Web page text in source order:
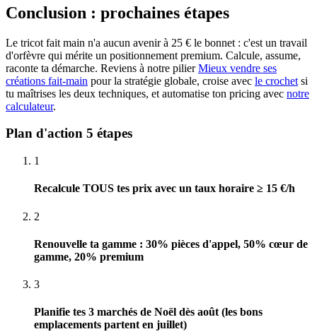
Conclusion : prochaines étapes
Le tricot fait main n'a aucun avenir à 25 € le bonnet : c'est un travail
d'orfèvre qui mérite un positionnement premium. Calcule, assume,
raconte ta démarche. Reviens à notre pilierMieux vendre ses
créations fait-main pour la stratégie globale, croise avec le crochet si
tu maîtrises les deux techniques, et automatise ton pricing avec notre
calculateur.
Plan d'action 5 étapes
1
Recalcule TOUS tes prix avec un taux horaire ≥ 15 €/h
2
Renouvelle ta gamme : 30% pièces d'appel, 50% cœur de
gamme, 20% premium
3
Planifie tes 3 marchés de Noël dès août (les bons
emplacements partent en juillet)